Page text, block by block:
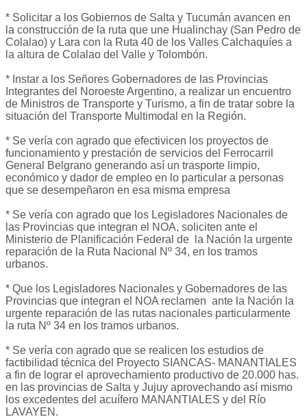
* Solicitar a los Gobiernos de Salta y Tucumán avancen en
la construcción de la ruta que une Hualinchay (San Pedro de
Colalao) y Lara con la Ruta 40 de los Valles Calchaquíes a
la altura de Colalao del Valle y Tolombón.
* Instar a los Señores Gobernadores de las Provincias
Integrantes del Noroeste Argentino, a realizar un encuentro
de Ministros de Transporte y Turismo, a fin de tratar sobre la
situación del Transporte Multimodal en la Región.
* Se vería con agrado que efectivicen los proyectos de
funcionamiento y prestación de servicios del Ferrocarril
General Belgrano generando así un trasporte limpio,
económico y dador de empleo en lo particular a personas
que se desempeñaron en esa misma empresa
* Se vería con agrado que los Legisladores Nacionales de
las Provincias que integran el NOA, soliciten ante el
Ministerio de Planificación Federal de la Nación la urgente
reparación de la Ruta Nacional Nº 34, en los tramos
urbanos.
* Que los Legisladores Nacionales y Gobernadores de las
Provincias que integran el NOA reclamen ante la Nación la
urgente reparación de las rutas nacionales particularmente
la ruta Nº 34 en los tramos urbanos.
* Se vería con agrado que se realicen los estudios de
factibilidad técnica del Proyecto SIANCAS- MANANTIALES
a fin de lograr el aprovechamiento productivo de 20.000 has.
en las provincias de Salta y Jujuy aprovechando así mismo
los excedentes del acuífero MANANTIALES y del Río
LAVAYEN.